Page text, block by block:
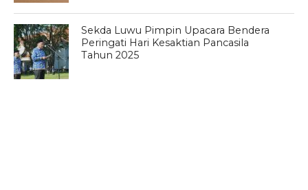
Sekda Luwu Pimpin Upacara Bendera
Peringati Hari Kesaktian Pancasila
Tahun 2025